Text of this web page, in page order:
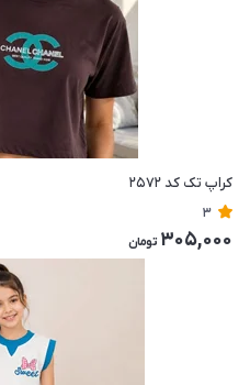
کراپ تک کد ۲۵۷۲
3
305,000 تومان